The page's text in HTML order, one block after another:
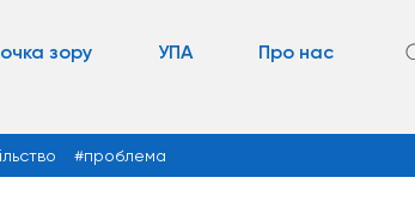
зору УПА Про нас
проблема